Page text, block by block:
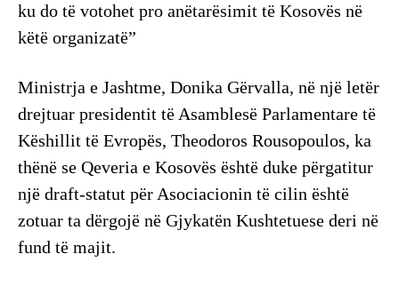
ku do të votohet pro anëtarësimit të Kosovës në
këtë organizatë”
Ministrja e Jashtme, Donika Gërvalla, në një letër
drejtuar presidentit të Asamblesë Parlamentare të
Këshillit të Evropës, Theodoros Rousopoulos, ka
thënë se Qeveria e Kosovës është duke përgatitur
një draft-statut për Asociacionin të cilin është
zotuar ta dërgojë në Gjykatën Kushtetuese deri në
fund të majit.